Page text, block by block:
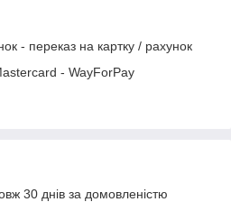
- переказ на картку / рахунок
- WayForPay
30 днів за домовленістю